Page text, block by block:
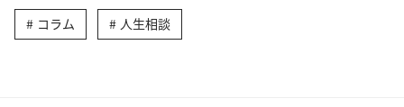
コラム 人生相談